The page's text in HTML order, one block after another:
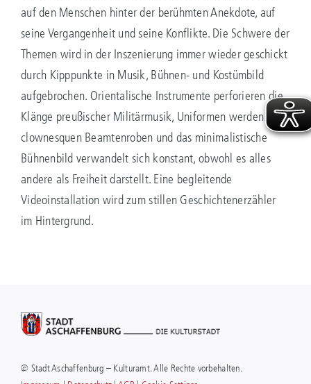
auf den Menschen hinter der berühmten Anekdote, auf
seine Vergangenheit und seine Konflikte. Die Schwere der
Themen wird in der Inszenierung immer wieder geschickt
durch Kipppunkte in Musik, Bühnen- und Kostümbild
aufgebrochen. Orientalische Instrumente perforieren die
Klänge preußischer Militärmusik, Uniformen werden zu
clownesquen Beamtenroben und das minimalistische
Bühnenbild verwandelt sich konstant, obwohl es alles
andere als Freiheit darstellt. Eine begleitende
Videoinstallation wird zum stillen Geschichtenerzähler
im Hintergrund.
© Stadt Aschaffenburg – Kulturamt. Alle Rechte vorbehalten.